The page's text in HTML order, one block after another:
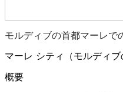
モルディブの首都マーレで
マーレ シティ（モルディブ
概要